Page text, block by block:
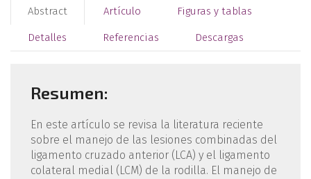
Abstract Artículo Figuras y tablas
Detalles Referencias Descargas
Resumen:
En este artículo se revisa la literatura reciente
sobre el manejo de las lesiones combinadas del
ligamento cruzado anterior (LCA) y el ligamento
colateral medial (LCM) de la rodilla. El manejo de